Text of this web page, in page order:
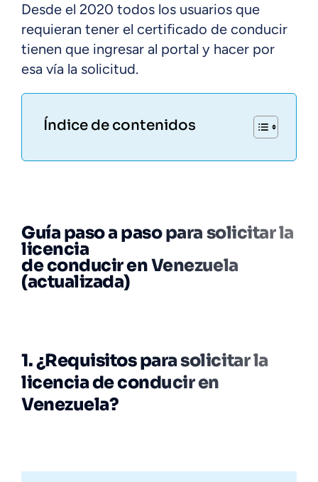
Desde el 2020 todos los usuarios que
requieran tener el certificado de conducir
tienen que ingresar al portal y hacer por
esa vía la solicitud.
Índice de contenidos
Guía paso a paso para solicitar la
licencia
de conducir en Venezuela
(actualizada)
1. ¿Requisitos para solicitar la
licencia de conducir en
Venezuela?